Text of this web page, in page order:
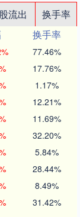
流出
换手率
换手率
77.46%
17.76%
1.17%
12.21%
11.69%
32.20%
5.84%
28.44%
8.49%
31.42%